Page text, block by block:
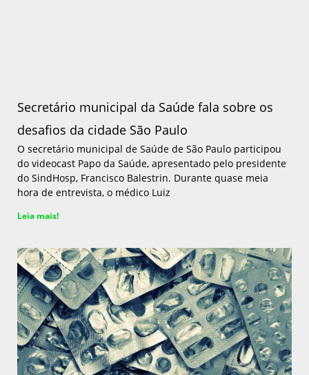
Secretário municipal da Saúde fala sobre os
desafios da cidade São Paulo
O secretário municipal de Saúde de São Paulo participou
do videocast Papo da Saúde, apresentado pelo presidente
do SindHosp, Francisco Balestrin. Durante quase meia
hora de entrevista, o médico Luiz
Leia mais!